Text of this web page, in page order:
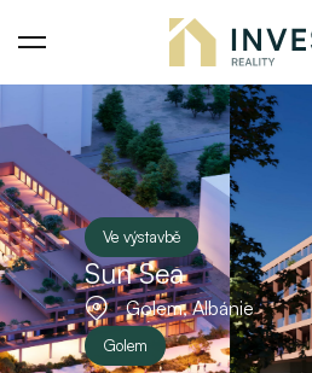
Ve výstavbě
Sun Sea
Golem, Albánie
Golem